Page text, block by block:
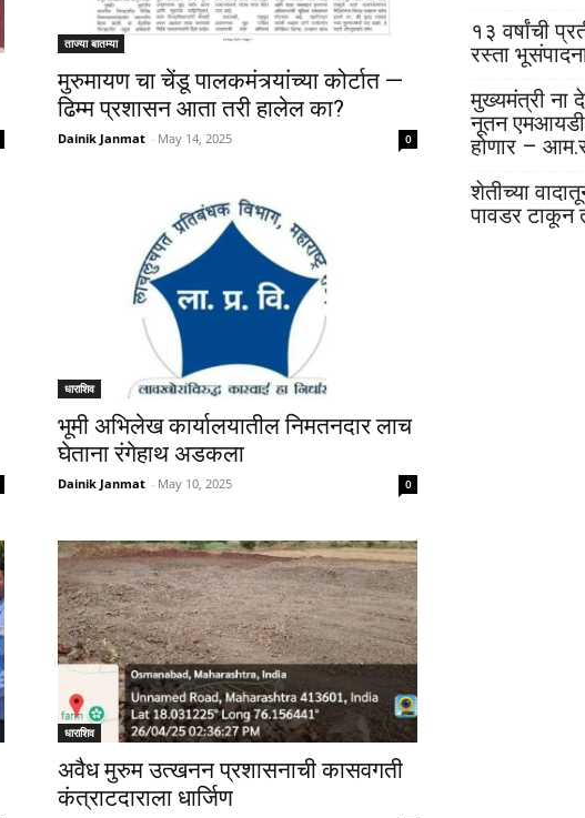
ताज्या बातम्या
मुरुमायण चा चेंडू पालकमंत्र्यांच्या कोर्टात —
ढिम्म प्रशासन आता तरी हालेल का?
Dainik Janmat - May 14, 2025 0
धाराशिव
भूमी अभिलेख कार्यालयातील निमतनदार लाच
घेताना रंगेहाथ अडकला
Dainik Janmat - May 10, 2025 0
धाराशिव
अवैध मुरुम उत्खनन प्रशासनाची कासवगती
कंत्राटदाराला धार्जिण
१३ वर्षांची
रस्ता
मुख्यमंत्री ना
नूतन
होणार –
शेतीच्या
पावडर टाकून